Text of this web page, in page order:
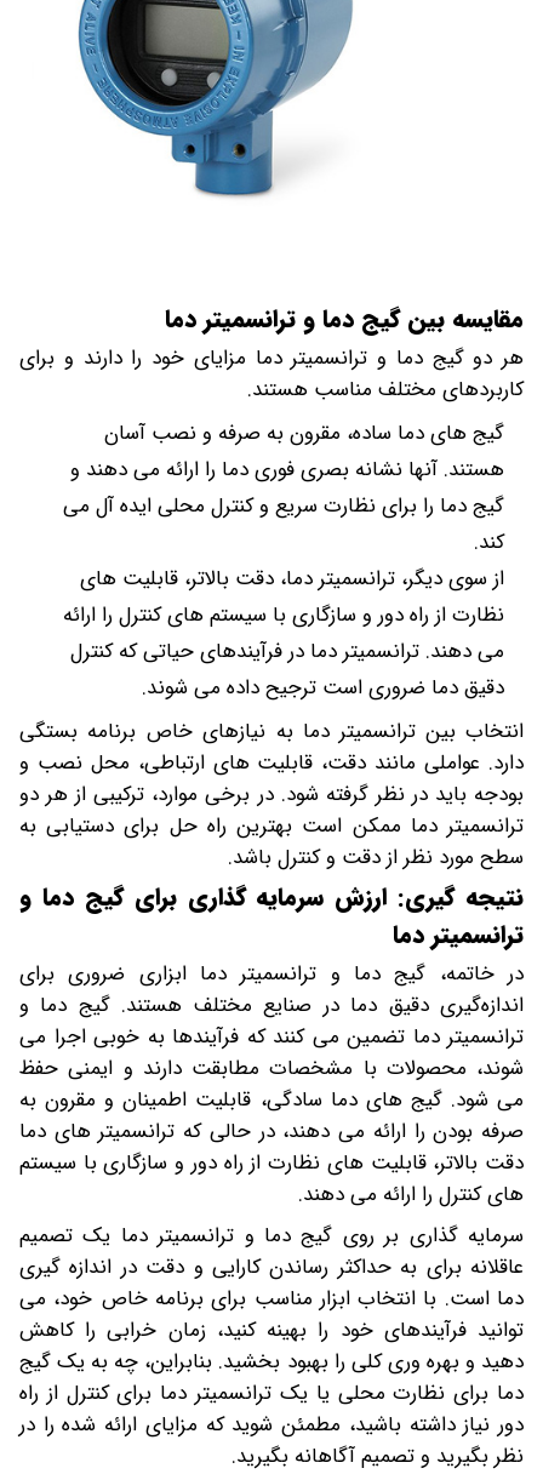
مقایسه بین گیج دما و ترانسمیتر دما
هر دو گیج دما و ترانسمیتر دما مزایای خود را دارند و برای
کاربردهای مختلف مناسب هستند.
گیج های دما ساده، مقرون به صرفه و نصب آسان
هستند. آنها نشانه بصری فوری دما را ارائه می دهند و
گیج دما را برای نظارت سریع و کنترل محلی ایده آل می
کند.
از سوی دیگر، ترانسمیتر دما، دقت بالاتر، قابلیت های
نظارت از راه دور و سازگاری با سیستم های کنترل را ارائه
می دهند. ترانسمیتر دما در فرآیندهای حیاتی که کنترل
دقیق دما ضروری است ترجیح داده می شوند.
انتخاب بین ترانسمیتر دما به نیازهای خاص برنامه بستگی
دارد. عواملی مانند دقت، قابلیت های ارتباطی، محل نصب و
بودجه باید در نظر گرفته شود. در برخی موارد، ترکیبی از هر دو
ترانسمیتر دما ممکن است بهترین راه حل برای دستیابی به
سطح مورد نظر از دقت و کنترل باشد.
نتیجه گیری: ارزش سرمایه گذاری برای گیج دما و
ترانسمیتر دما
در خاتمه، گیج دما و ترانسمیتر دما ابزاری ضروری برای
اندازه‌گیری دقیق دما در صنایع مختلف هستند. گیج دما و
ترانسمیتر دما تضمین می کنند که فرآیندها به خوبی اجرا می
شوند، محصولات با مشخصات مطابقت دارند و ایمنی حفظ
می شود. گیج های دما سادگی، قابلیت اطمینان و مقرون به
صرفه بودن را ارائه می دهند، در حالی که ترانسمیتر های دما
دقت بالاتر، قابلیت های نظارت از راه دور و سازگاری با سیستم
های کنترل را ارائه می دهند.
سرمایه گذاری بر روی گیج دما و ترانسمیتر دما یک تصمیم
عاقلانه برای به حداکثر رساندن کارایی و دقت در اندازه گیری
دما است. با انتخاب ابزار مناسب برای برنامه خاص خود، می
توانید فرآیندهای خود را بهینه کنید، زمان خرابی را کاهش
دهید و بهره وری کلی را بهبود بخشید. بنابراین، چه به یک گیج
دما برای نظارت محلی یا یک ترانسمیتر دما برای کنترل از راه
دور نیاز داشته باشید، مطمئن شوید که مزایای ارائه شده را در
نظر بگیرید و تصمیم آگاهانه بگیرید.